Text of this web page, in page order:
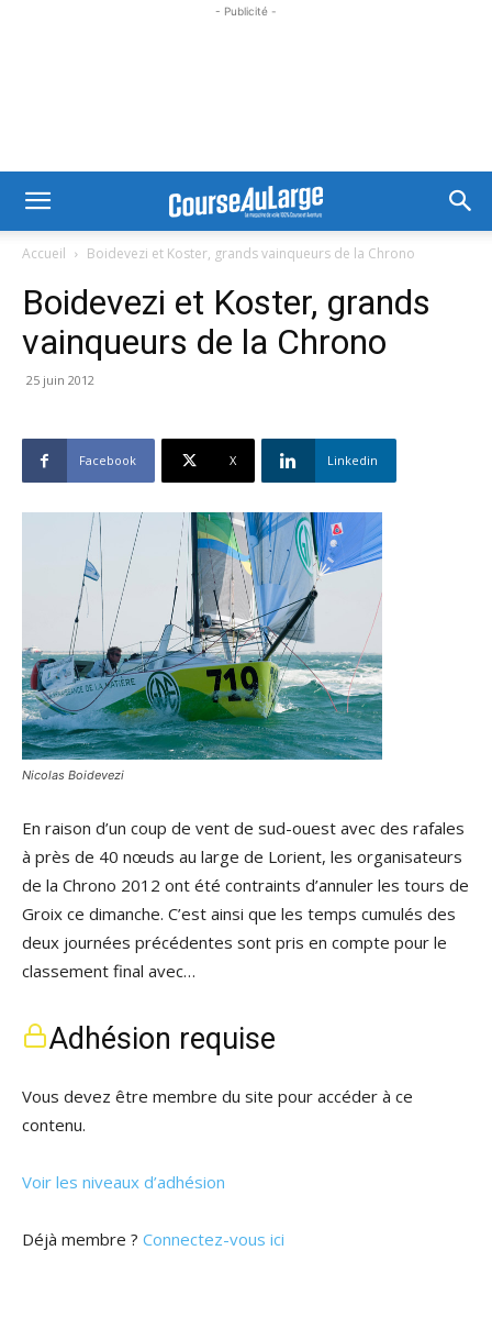
- Publicité -
Accueil Boidevezi et Koster, grands vainqueurs de la Chrono
Boidevezi et Koster, grands
vainqueurs de la Chrono
25 juin 2012
Facebook X Linkedin
Nicolas Boidevezi
En raison d’un coup de vent de sud-ouest avec des rafales
à près de 40 nœuds au large de Lorient, les organisateurs
de la Chrono 2012 ont été contraints d’annuler les tours de
Groix ce dimanche. C’est ainsi que les temps cumulés des
deux journées précédentes sont pris en compte pour le
classement final avec…
Adhésion requise
Vous devez être membre du site pour accéder à ce
contenu.
Voir les niveaux d’adhésion
Déjà membre ? Connectez-vous ici